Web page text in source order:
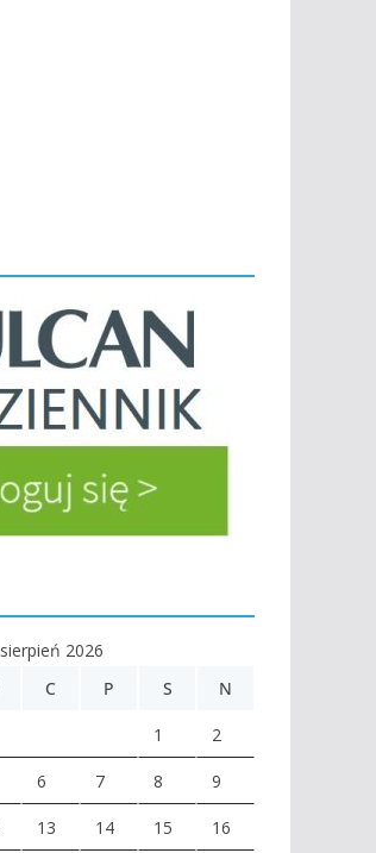
sierpień 2026
C P S N
1 2
6 7 8 9
13 14 15 16